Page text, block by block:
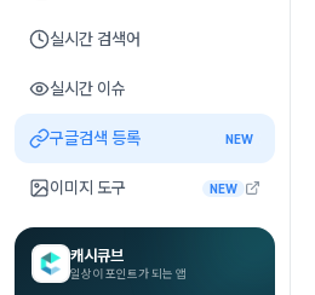
실시간 검색어
실시간 이슈
구글검색 등록 NEW
이미지 도구 NEW
캐시큐브
일상이 포인트가 되는 앱